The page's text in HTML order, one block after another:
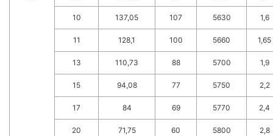
10 137,05 107 5630 1,6
11 128,1 100 5660 1,65
13 110,73 88 5700 1,9
15 94,08 77 5750 2,2
17 84 69 5770 2,4
20 71,75 60 5800 2,8